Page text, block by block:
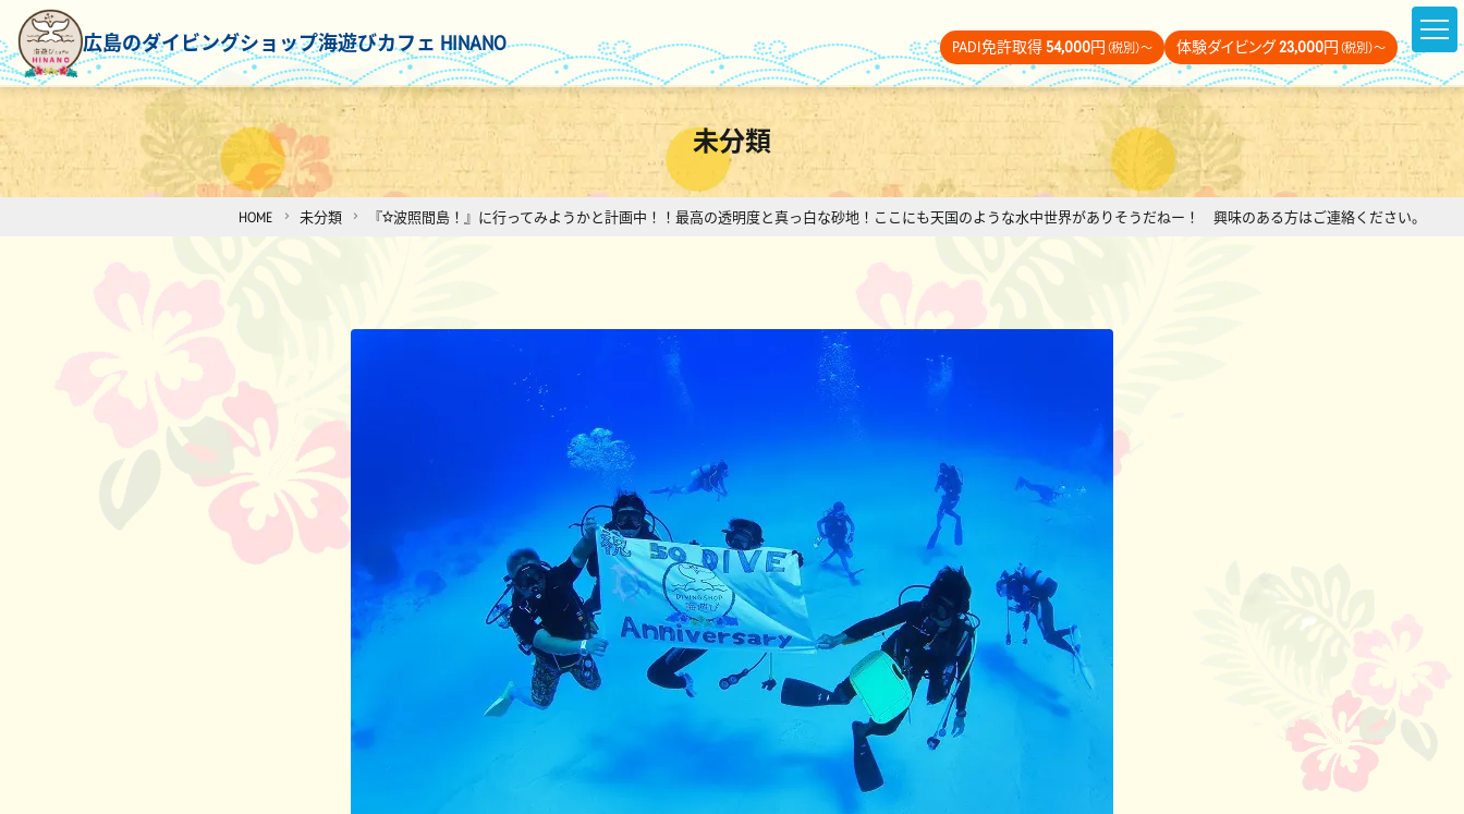
広島のダイビングショップ海遊びカフェ HINANO PADI免許取得54,000円 （税別）～ 体験ダイビング23,000円 （税別）～
未分類
HOME 未分類 『☆波照間島！』に行ってみようかと計画中！！最高の透明度と真っ白な砂地！ここにも天国のような水中世界がありそうだねー！ 興味のある方はご連絡ください。